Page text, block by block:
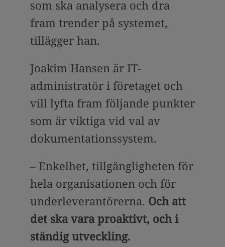
som ska analysera och dra
fram trender på systemet,
tillägger han.
Joakim Hansen är IT-
administratör i företaget och
vill lyfta fram följande punkter
som är viktiga vid val av
dokumentationssystem.
– Enkelhet, tillgängligheten för
hela organisationen och för
underleverantörerna. Och att
det ska vara proaktivt, och i
ständig utveckling.